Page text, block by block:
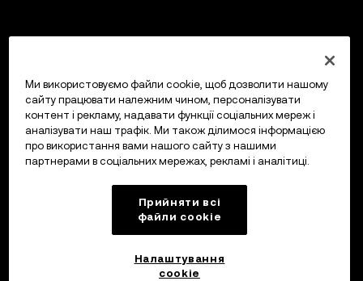
Ми використовуємо файли cookie, щоб дозволити нашому
сайту працювати належним чином, персоналізувати
контент і рекламу, надавати функції соціальних мереж і
аналізувати наш трафік. Ми також ділимося інформацією
про використання вами нашого сайту з нашими
партнерами в соціальних мережах, рекламі і аналітиці.
Прийняти всі
файли сookie
Налаштування
cookie